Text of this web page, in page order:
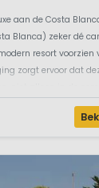
aan de Costa
Blanca) zeker dé
resort voorzien
zorgt ervoor dat